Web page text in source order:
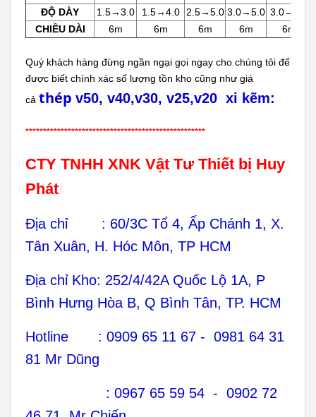
ĐỘ DÀY
1.5→3.0 1.5→4.0 2.5→5.0 3.0→5.0 3.0→5.0
CHIỀU DÀI
6m 6m 6m 6m 6m
Quý khách hàng đừng ngần ngại gọi ngay cho chúng tôi để
được biết chính xác số lượng tồn kho cũng như giá
cả thép v50, v40,v30, v25,v20 xi kẽm:
***************************************************
CTY TNHH XNK Vật Tư Thiết bị Huy
Phát
Địa chỉ : 60/3C Tổ 4, Ấp Chánh 1, X.
Tân Xuân, H. Hóc Môn, TP HCM
Địa chỉ Kho: 252/4/42A Quốc Lộ 1A, P
Bình Hưng Hòa B, Q Bình Tân, TP. HCM
Hotline : 0909 65 11 67 - 0981 64 31
81 Mr Dũng
: 0967 65 59 54 - 0902 72